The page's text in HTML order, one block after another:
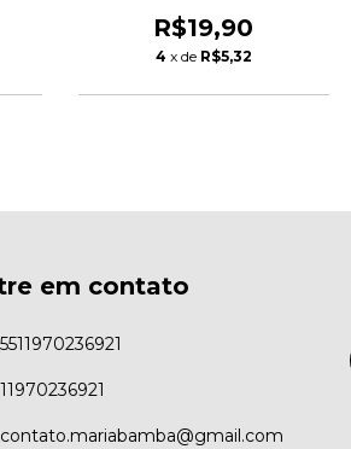
R$19,90
4 x de R$5,32
em contato
5511970236921
11970236921
contato.mariabamba@gmail.com